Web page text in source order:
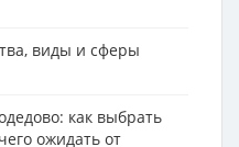
виды и сферы
как выбрать
ожидать от